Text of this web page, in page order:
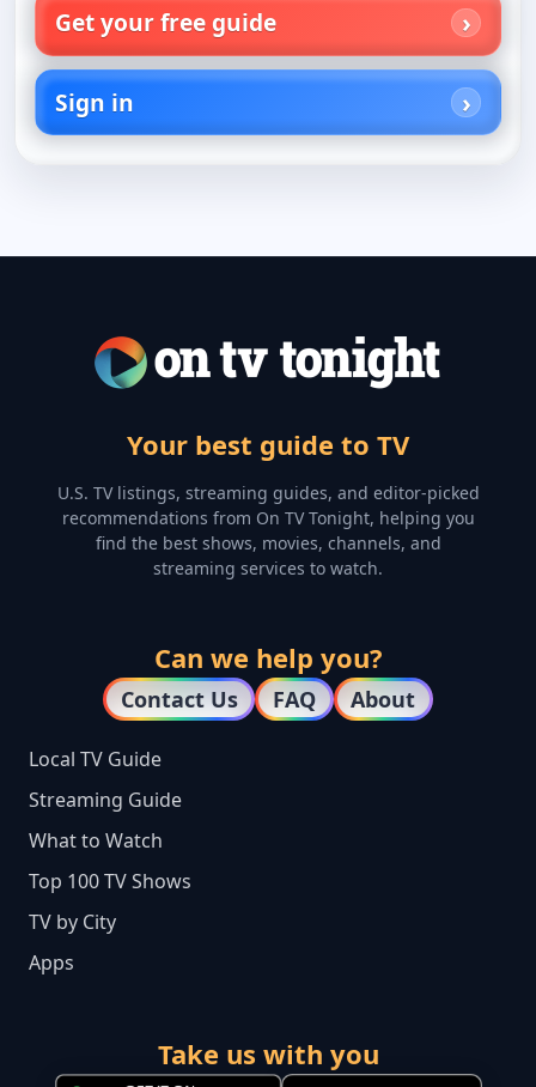
Get your free guide
Sign in
Your best guide to TV
U.S. TV listings, streaming guides, and editor-picked
recommendations from On TV Tonight, helping you
find the best shows, movies, channels, and
streaming services to watch.
Can we help you?
Contact Us FAQ About
Local TV Guide
Streaming Guide
What to Watch
Top 100 TV Shows
TV by City
Apps
Take us with you